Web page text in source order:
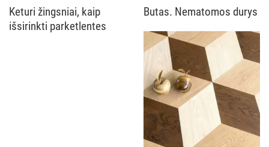
Keturi žingsniai, kaip
išsirinkti parketlentes
Butas. Nematomos durys